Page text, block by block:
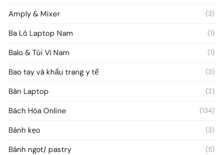
Amply & Mixer (3)
Ba Lô Laptop Nam (1)
Balo & Túi Ví Nam (1)
Bao tay và khẩu trang y tế (3)
Bàn Laptop (2)
Bách Hóa Online (134)
Bánh kẹo (3)
Bánh ngọt/ pastry (5)